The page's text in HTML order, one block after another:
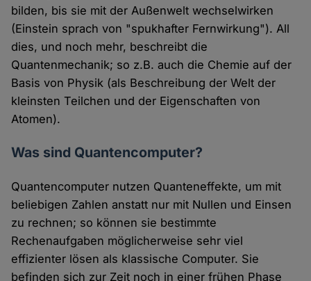
bilden, bis sie mit der Außenwelt wechselwirken
(Einstein sprach von "spukhafter Fernwirkung"). All
dies, und noch mehr, beschreibt die
Quantenmechanik; so z.B. auch die Chemie auf der
Basis von Physik (als Beschreibung der Welt der
kleinsten Teilchen und der Eigenschaften von
Atomen).
Was sind Quantencomputer?
Quantencomputer nutzen Quanteneffekte, um mit
beliebigen Zahlen anstatt nur mit Nullen und Einsen
zu rechnen; so können sie bestimmte
Rechenaufgaben möglicherweise sehr viel
effizienter lösen als klassische Computer. Sie
befinden sich zur Zeit noch in einer frühen Phase